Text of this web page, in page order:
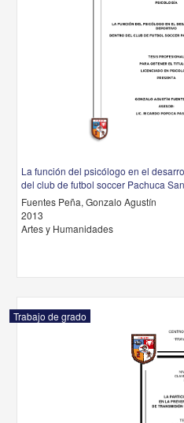
La función del psicólogo en el
del club de futbol soccer Pachuca
Fuentes Peña, Gonzalo Agustín
2013
Artes y Humanidades
Trabajo de grado